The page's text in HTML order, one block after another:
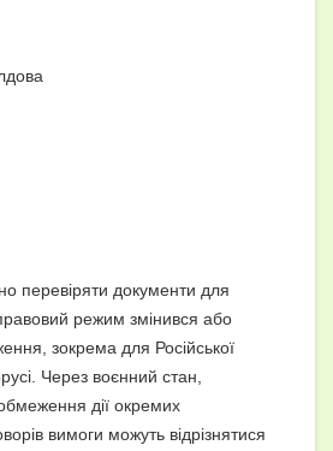
перевіряти документи для
режим змінився або
зокрема для Російської
Через воєнний стан,
дії окремих
вимоги можуть відрізнятися